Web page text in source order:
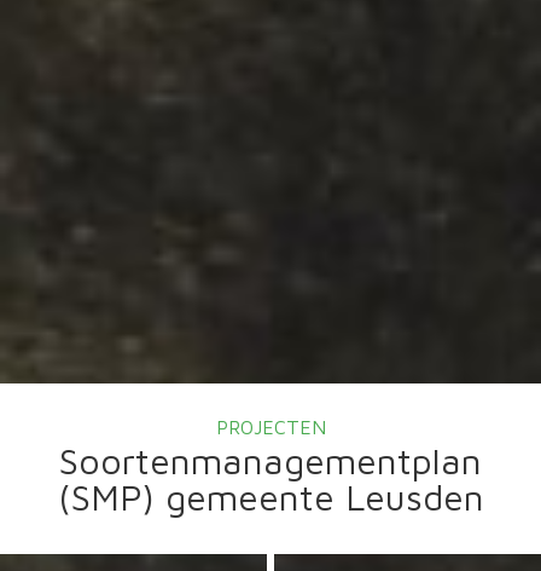
PROJECTEN
Soortenmanagementplan
(SMP) gemeente Leusden